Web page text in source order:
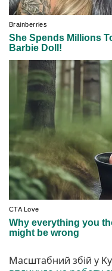
Масштабний збій у